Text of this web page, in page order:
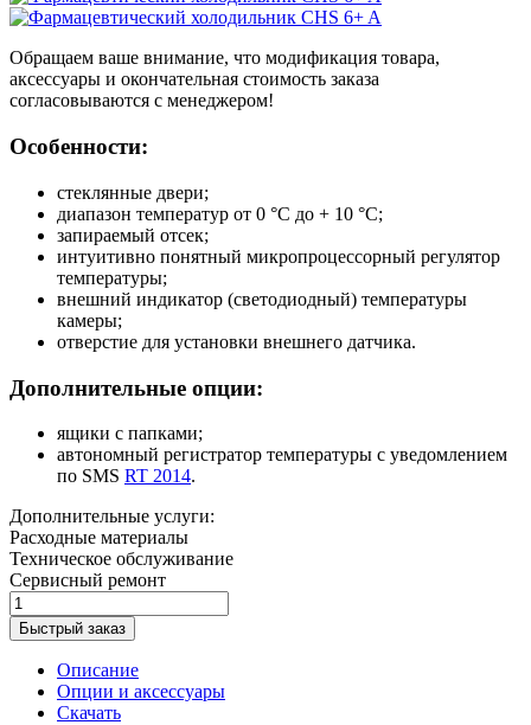
Обращаем ваше внимание, что модификация товара,
аксессуары и окончательная стоимость заказа
согласовываются с менеджером!
Особенности:
стеклянные двери;
диапазон температур от 0 °C до + 10 °C;
запираемый отсек;
интуитивно понятный микропроцессорный регулятор
температуры;
внешний индикатор (светодиодный) температуры
камеры;
отверстие для установки внешнего датчика.
Дополнительные опции:
ящики с папками;
автономный регистратор температуры с уведомлением
по SMS RT 2014.
Дополнительные услуги:
Расходные материалы
Техническое обслуживание
Сервисный ремонт
Быстрый заказ
Описание
Опции и аксессуары
Скачать